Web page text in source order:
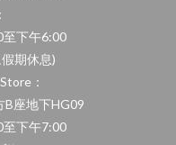
至下午6:00
期休息)
：
B座地下HG09
至下午7:00